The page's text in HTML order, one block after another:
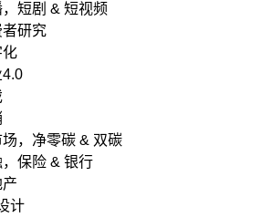
，短剧 & 短视频
研究
化
4.0
，净零碳 & 双碳
保险 & 银行
计